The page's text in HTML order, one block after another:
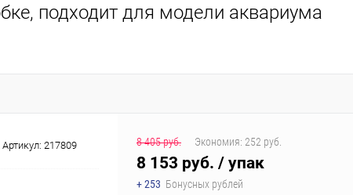
подходит для модели аквариума
Артикул: 217809 8 405 руб. Экономия: 252 руб.
8 153 руб. / упак
+ 253 Бонусных рублей